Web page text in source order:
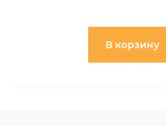
В корзину